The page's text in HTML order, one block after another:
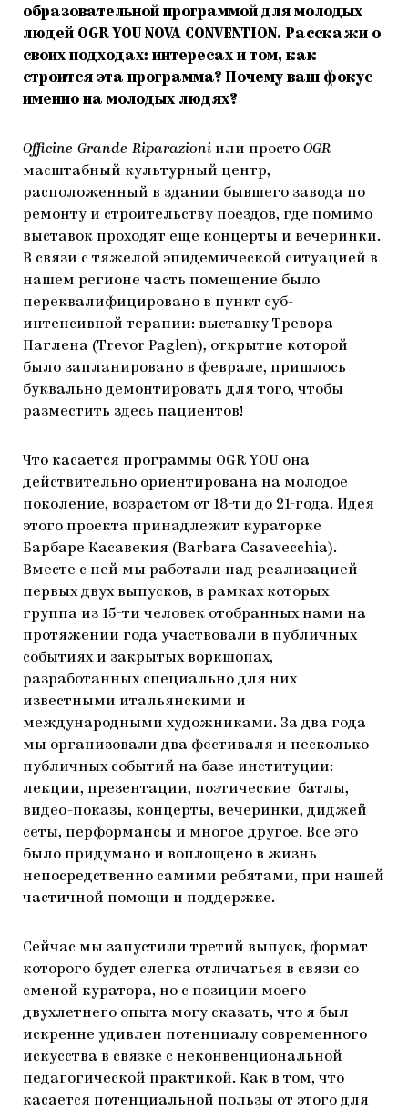
образовательной программой для молодых
людей OGR YOU NOVA CONVENTION. Расскажи о
своих подходах: интересах и том, как
строится эта программа? Почему ваш фокус
именно на молодых людях?
Officine Grande Riparazioni или просто OGR —
масштабный культурный центр,
расположенный в здании бывшего завода по
ремонту и строительству поездов, где помимо
выставок проходят еще концерты и вечеринки.
В связи с тяжелой эпидемической ситуацией в
нашем регионе часть помещение было
переквалифицировано в пункт суб-
интенсивной терапии: выставку Тревора
Паглена (Trevor Paglen), открытие которой
было запланировано в феврале, пришлось
буквально демонтировать для того, чтобы
разместить здесь пациентов!
Что касается программы OGR YOU она
действительно ориентирована на молодое
поколение, возрастом от 18-ти до 21-года. Идея
этого проекта принадлежит кураторке
Барбаре Касавекия (Barbara Casavecchia).
Вместе с ней мы работали над реализацией
первых двух выпусков, в рамках которых
группа из 15-ти человек отобранных нами на
протяжении года участвовали в публичных
событиях и закрытых воркшопах,
разработанных специально для них
известными итальянскими и
международными художниками. За два года
мы организовали два фестиваля и несколько
публичных событий на базе институции:
лекции, презентации, поэтические батлы,
видео-показы, концерты, вечеринки, диджей
сеты, перформансы и многое другое. Все это
было придумано и воплощено в жизнь
непосредственно самими ребятами, при нашей
частичной помощи и поддержке.
Сейчас мы запустили третий выпуск, формат
которого будет слегка отличаться в связи со
сменой куратора, но с позиции моего
двухлетнего опыта могу сказать, что я был
искренне удивлен потенциалу современного
искусства в связке с неконвенциональной
педагогической практикой. Как в том, что
касается потенциальной пользы от этого для